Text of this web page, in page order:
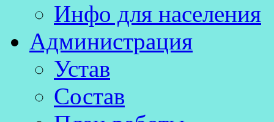
Инфо для населения
Администрация
Устав
Состав